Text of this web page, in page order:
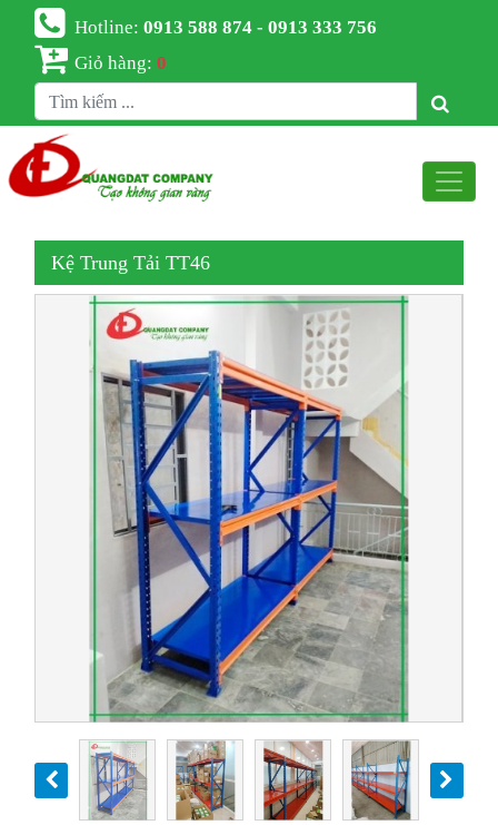
Hotline:0913 588 874 - 0913 333 756
Giỏ hàng:0
Kệ Trung Tải TT46